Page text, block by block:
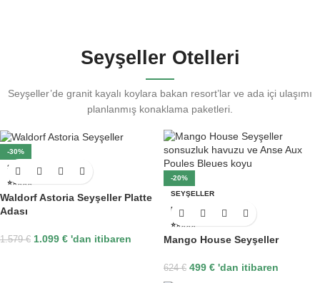
Seyşeller Otelleri
Seyşeller’de granit kayalı koylara bakan resort’lar ve ada içi ulaşımı
planlanmış konaklama paketleri.
-30%
SEYŞELLER
⭐⭐⭐⭐⭐
Waldorf Astoria Seyşeller Platte
Adası
1.579€ 1.099 € 'dan itibaren
-20%
SEYŞELLER
MAHE
⭐⭐⭐⭐⭐
Mango House Seyşeller
624€ 499 € 'dan itibaren